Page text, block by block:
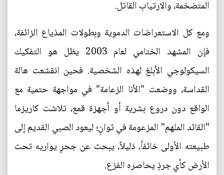
المتضخمة، والارتياب القاتل.
ومع كل الاستعراضات الدموية وبطولات المذياع الزائفة،
فإن المشهد الختامي لعام 2003 يظل هو التفكيك
السيكولوجي الأبلغ لهذه الشخصية. فحين انقشعت هالة
القداسة، ووضعت "الأنا الزعامة" في مواجهة حتمية مع
الواقع دون دروع بشرية أو أجهزة قمع، تلاشت كاريزما
"القائد الملهم" المزعومة في ثوانٍ؛ ليعود الصبي القديم إلى
طبيعته الأولى خائفاً، ذليلاً، يبحث عن جحرٍ يواريه تحت
الأرض كأي جرذٍ يحاصره الفزع.